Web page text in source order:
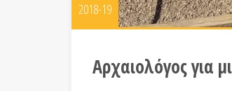
2018-19
Αρχαιολόγος για